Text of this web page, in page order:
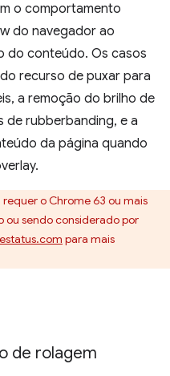
o comportamento
do navegador ao
do conteúdo. Os casos
recurso de puxar para
a remoção do brilho de
de rubberbanding, e a
da página quando
requer o Chrome 63 ou mais
ou sendo considerado por
para mais
de rolagem